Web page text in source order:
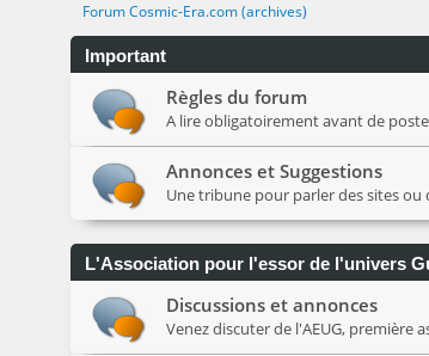
Forum Cosmic-Era.com (archives)
Important
Règles du forum
A lire obligatoirement avant de
Annonces et Suggestions
Une tribune pour parler des sites
L'Association pour l'essor de l'univers
Discussions et annonces
Venez discuter de l'AEUG, première